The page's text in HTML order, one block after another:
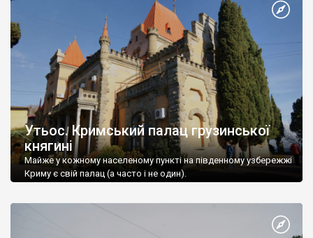
Утьос. Кримський палац грузинської
княгині
Майже у кожному населеному пункті на південному узбережжі
Криму є свій палац (а часто і не один).